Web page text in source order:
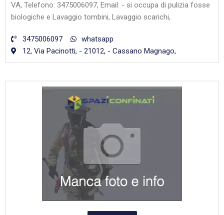
VA, Telefono: 3475006097, Email: - si occupa di pulizia fosse
biologiche e Lavaggio tombini, Lavaggio scarichi,
3475006097
whatsapp
12, Via Pacinotti, - 21012, - Cassano Magnago,